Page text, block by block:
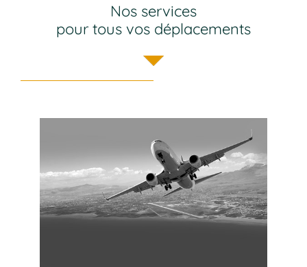
Nos services
pour tous vos déplacements